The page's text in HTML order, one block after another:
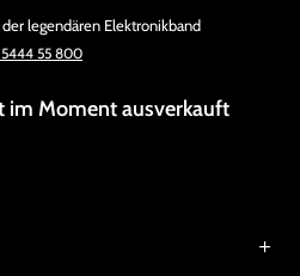
legendären Elektronikband
55 800
im Moment ausverkauft